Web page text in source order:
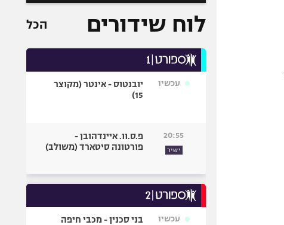
לוח שידורים הכל
עכשיו
יובנטוס - אינטר (מקוצר
15)
20:55
ישיר
פ.ס.וו. איינדהובן -
פורטונה סיטארד (משולב)
עכשיו בני סכנין - מכבי חיפה